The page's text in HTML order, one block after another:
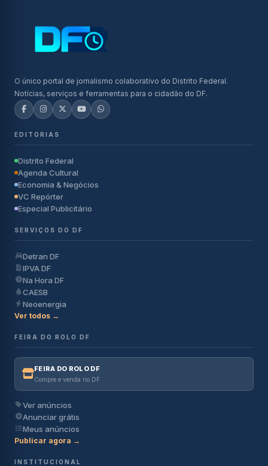
O único portal de jornalismo colaborativo do Distrito Federal.
Notícias, serviços e ferramentas para o cidadão do DF.
EDITORIAS
Distrito Federal
Agenda Cultural
Economia & Negócios
VC Repórter
Especial Publicitário
SERVIÇOS DO DF
Detran DF
IPVA DF
Na Hora DF
CAESB
Neoenergia
Ver todos →
FEIRA DO ROLO DF
FEIRA DO ROLO DF
Compre e venda no DF
Ver anúncios
Anunciar grátis
Meus anúncios
Publicar agora →
INSTITUCIONAL